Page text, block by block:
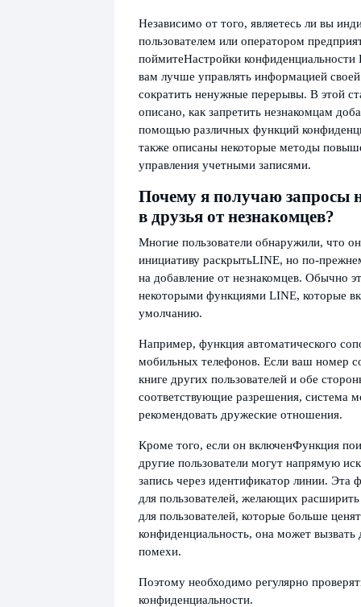
Независимо от того, являетесь ли вы
пользователем или оператором
поймитеНастройки
вам лучше управлять информацией
сократить ненужные перерывы. В этой
описано, как запретить незнакомцам
помощью различных функций
также описаны некоторые методы
управления учетными записями.
Почему я получаю запросы
в друзья от незнакомцев?
Многие пользователи обнаружили, что
инициативу раскрытьLINE, но по-
на добавление от незнакомцев. Обычно
некоторыми функциями LINE, которые
умолчанию.
Например, функция автоматического
мобильных телефонов. Если ваш номер
книге других пользователей и обе
соответствующие разрешения, система
рекомендовать дружеские отношения.
Кроме того, если он включенФункция
другие пользователи могут напрямую
запись через идентификатор линии. Эта
для пользователей, желающих
для пользователей, которые больше ценят
конфиденциальность, она может вызвать
помехи.
Поэтому необходимо регулярно
конфиденциальности.